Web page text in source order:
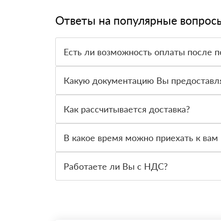
Ответы на популярные
Есть ли возможность оплаты после
вправе от него отказаться.
Какую документацию Вы
Как рассчитывается доставка?
стоимости и сроков доставки, которые
В какое время можно приехать к вам
Работаете ли Вы с НДС?